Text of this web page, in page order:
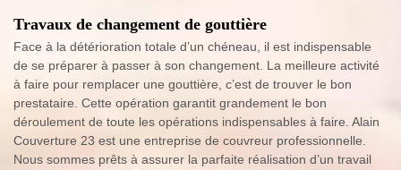
Travaux de changement de gouttière
Face à la détérioration totale d’un chéneau, il est indispensable
de se préparer à passer à son changement. La meilleure activité
à faire pour remplacer une gouttière, c’est de trouver le bon
prestataire. Cette opération garantit grandement le bon
déroulement de toute les opérations indispensables à faire. Alain
Couverture 23 est une entreprise de couvreur professionnelle.
Nous sommes prêts à assurer la parfaite réalisation d’un travail